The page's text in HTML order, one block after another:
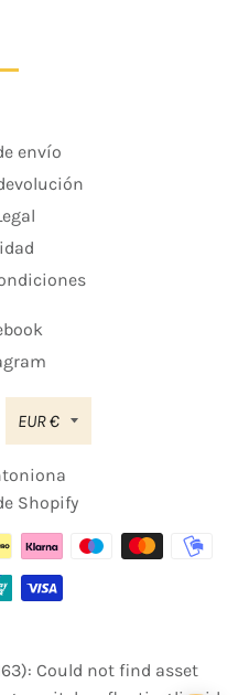
envío
Moneda
EUR €
Shopify
Could not find asset